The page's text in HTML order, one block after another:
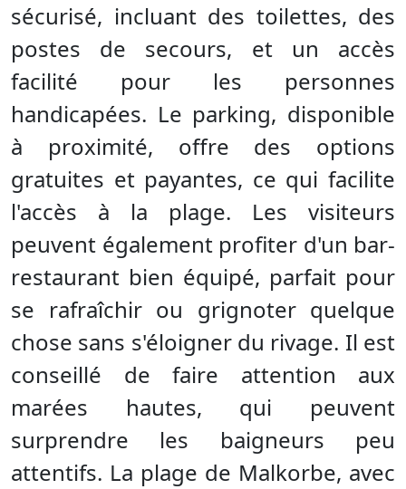
sécurisé, incluant des toilettes, des
postes de secours, et un accès
facilité pour les personnes
handicapées. Le parking, disponible
à proximité, offre des options
gratuites et payantes, ce qui facilite
l'accès à la plage. Les visiteurs
peuvent également profiter d'un bar-
restaurant bien équipé, parfait pour
se rafraîchir ou grignoter quelque
chose sans s'éloigner du rivage. Il est
conseillé de faire attention aux
marées hautes, qui peuvent
surprendre les baigneurs peu
attentifs. La plage de Malkorbe, avec